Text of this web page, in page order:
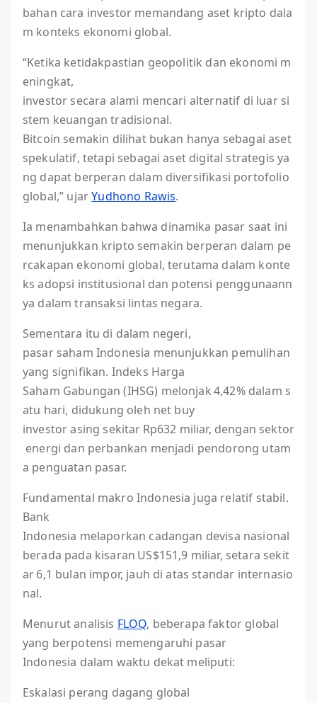
bahan cara investor memandang aset kripto dala
m konteks ekonomi global.
“Ketika ketidakpastian geopolitik dan ekonomi m
eningkat,
investor secara alami mencari alternatif di luar si
stem keuangan tradisional.
Bitcoin semakin dilihat bukan hanya sebagai aset
spekulatif, tetapi sebagai aset digital strategis ya
ng dapat berperan dalam diversifikasi portofolio
global,” ujarYudhono Rawis.
Ia menambahkan bahwa dinamika pasar saat ini
menunjukkan kripto semakin berperan dalam pe
rcakapan ekonomi global, terutama dalam konte
ks adopsi institusional dan potensi penggunaann
ya dalam transaksi lintas negara.
Sementara itu di dalam negeri,
pasar saham Indonesia menunjukkan pemulihan
yang signifikan. Indeks Harga
Saham Gabungan (IHSG) melonjak 4,42% dalam s
atu hari, didukung oleh net buy
investor asing sekitar Rp632 miliar, dengan sektor
energi dan perbankan menjadi pendorong utam
a penguatan pasar.
Fundamental makro Indonesia juga relatif stabil.
Bank
Indonesia melaporkan cadangan devisa nasional
berada pada kisaran US$151,9 miliar, setara sekit
ar 6,1 bulan impor, jauh di atas standar internasio
nal.
Menurut analisis FLOQ, beberapa faktor global
yang berpotensi memengaruhi pasar
Indonesia dalam waktu dekat meliputi:
Eskalasi perang dagang global